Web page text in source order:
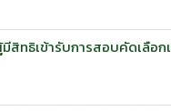
สิทธิเข้ารับการสอบคัดเลื